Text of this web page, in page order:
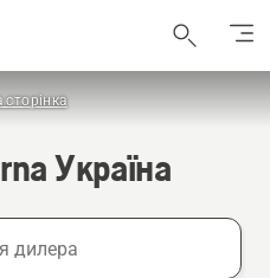
сторінка
Україна